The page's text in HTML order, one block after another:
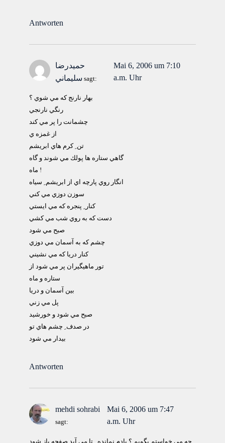
Antworten
حميدرضا
سليماني sagt:
Mai 6, 2006 um 7:10
a.m. Uhr
بهار نارنج كه مي شوي ؟
رنگي نارنجي
چشمانت را پر مي كند
از غمزه ي
تن ِ كرم هاي ابريشم
گاهي ستاره ها پولك مي شوند و گاه
ماه !
انگار روي پارچه اي از ابريشم ِ سياه
سوزن دوزي مي كني
كنار ِ پنجره كه مي ايستي
دست كه به روي شب مي كشي
صبح مي شود
چشم كه به آسمان مي دوزي
كنار دريا كه مي نشيني
تور ماهيگيران پر مي شود از
ستاره و ماه
بين آسمان و دريا
پل مي زني
صبح مي شود و خورشيد
در صدف ِ چشم هاي تو
بيدار مي شود
Antworten
mehdi sohrabi
sagt:
Mai 6, 2006 um 7:47
a.m. Uhr
چه مي خواستم بگويم ؟ يادم نمانده . تا مي آيد صفحه باز شود